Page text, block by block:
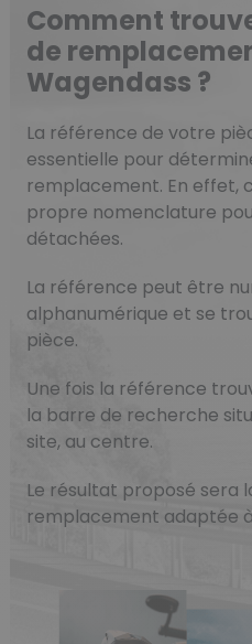
Comment
de
Wagendass ?
La référence de votre
essentielle pour
remplacement. En effet,
propre nomenclature
détachées.
La référence peut être
alphanumérique et se
pièce.
Une fois la référence
la barre de recherche
site, au centre.
Le résultat proposé sera
remplacement adaptée